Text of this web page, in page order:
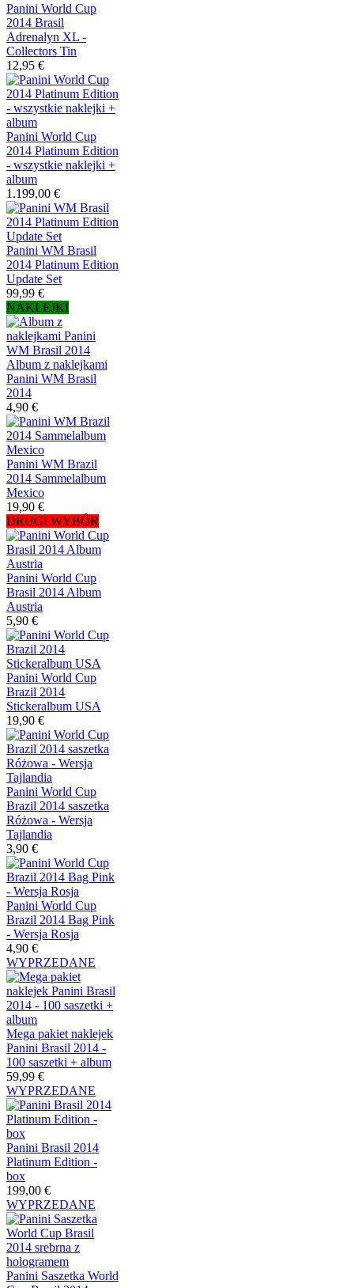
Panini World Cup
2014 Brasil
Adrenalyn XL -
Collectors Tin
12,95 €
Panini World Cup
2014 Platinum Edition
- wszystkie naklejki +
album
1.199,00 €
Panini WM Brasil
2014 Platinum Edition
Update Set
99,99 €
NAKLEJKI
Album z naklejkami
Panini WM Brasil
2014
4,90 €
Panini WM Brazil
2014 Sammelalbum
Mexico
19,90 €
DRUGI WYBÓR
Panini World Cup
Brasil 2014 Album
Austria
5,90 €
Panini World Cup
Brazil 2014
Stickeralbum USA
19,90 €
Panini World Cup
Brazil 2014 saszetka
Różowa - Wersja
Tajlandia
3,90 €
Panini World Cup
Brazil 2014 Bag Pink
- Wersja Rosja
4,90 €
WYPRZEDANE
Mega pakiet naklejek
Panini Brasil 2014 -
100 saszetki + album
59,99 €
WYPRZEDANE
Panini Brasil 2014
Platinum Edition -
box
199,00 €
WYPRZEDANE
Panini Saszetka World